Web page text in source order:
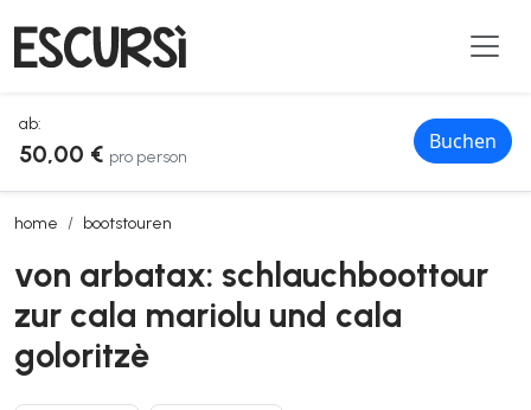
ab:
50,00 € pro person
Buchen
home bootstouren
von arbatax: schlauchboottour zur cala mariolu und cala goloritzè
von arbatax: schlauchboottour
zur cala mariolu und cala
goloritzè